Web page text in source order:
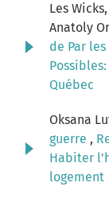
Les
Anatoly
de Par
Québec
Oksana
guerre ,
Habiter
logement